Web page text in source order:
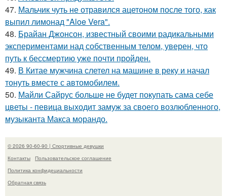
47. Мальчик чуть не отравился ацетоном после того, как
выпил лимонад "Aloe Vera".
48. Брайан Джонсон, известный своими радикальными
экспериментами над собственным телом, уверен, что
путь к бессмертию уже почти пройден.
49. В Китае мужчина слетел на машине в реку и начал
тонуть вместе с автомобилем.
50. Майли Сайрус больше не будет покупать сама себе
цветы - певица выходит замуж за своего возлюбленного,
музыканта Макса морандо.
© 2026 90-60-90 | Спортивные девушки
Контакты
Пользовательское соглашение
Политика конфидециальности
Обратная связь